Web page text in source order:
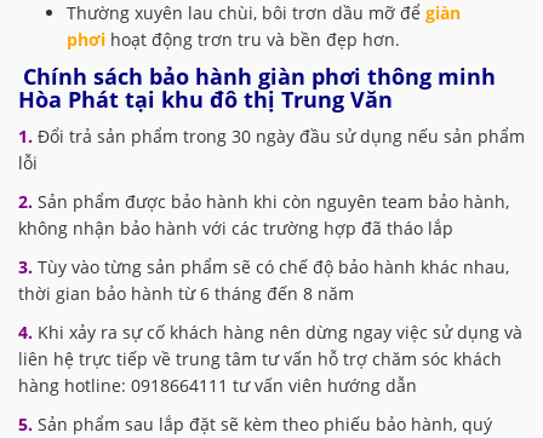
Thường xuyên lau chùi, bôi trơn dầu mỡ để giàn
phơi hoạt động trơn tru và bền đẹp hơn.
Chính sách bảo hành giàn phơi thông minh
Hòa Phát tại khu đô thị Trung Văn
1. Đổi trả sản phẩm trong 30 ngày đầu sử dụng nếu sản phẩm
lỗi
2. Sản phẩm được bảo hành khi còn nguyên team bảo hành,
không nhận bảo hành với các trường hợp đã tháo lắp
3. Tùy vào từng sản phẩm sẽ có chế độ bảo hành khác nhau,
thời gian bảo hành từ 6 tháng đến 8 năm
4. Khi xảy ra sự cố khách hàng nên dừng ngay việc sử dụng và
liên hệ trực tiếp về trung tâm tư vấn hỗ trợ chăm sóc khách
hàng hotline: 0918664111 tư vấn viên hướng dẫn
5. Sản phẩm sau lắp đặt sẽ kèm theo phiếu bảo hành, quý